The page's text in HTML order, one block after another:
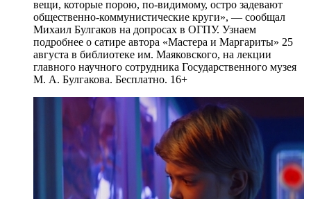
вещи, которые порою, по-видимому, остро задевают
общественно-коммунистические круги», — сообщал
Михаил Булгаков на допросах в ОГПУ. Узнаем
подробнее о сатире автора «Мастера и Маргариты» 25
августа в библиотеке им. Маяковского, на лекции
главного научного сотрудника Государственного музея
М. А. Булгакова. Бесплатно. 16+